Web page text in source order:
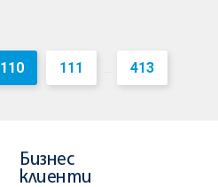
110 111 ... 413
Бизнес
клиенти